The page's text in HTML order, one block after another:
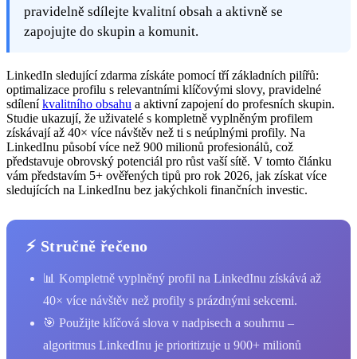
pravidelně sdílejte kvalitní obsah a aktivně se
zapojujte do skupin a komunit.
LinkedIn sledující zdarma získáte pomocí tří základních pilířů:
optimalizace profilu s relevantními klíčovými slovy, pravidelné
sdíleníkvalitního obsahu a aktivní zapojení do profesních skupin.
Studie ukazují, že uživatelé s kompletně vyplněným profilem
získávají až 40× více návštěv než ti s neúplnými profily. Na
LinkedInu působí více než 900 milionů profesionálů, což
představuje obrovský potenciál pro růst vaší sítě. V tomto článku
vám představím 5+ ověřených tipů pro rok 2026, jak získat více
sledujících na LinkedInu bez jakýchkoli finančních investic.
⚡ Stručně řečeno
📊 Kompletně vyplněný profil na LinkedInu získává až
40× více návštěv než profily s prázdnými sekcemi.
🎯 Použijte klíčová slova v nadpisech a souhrnu –
algoritmus LinkedInu je prioritizuje u 900+ milionů